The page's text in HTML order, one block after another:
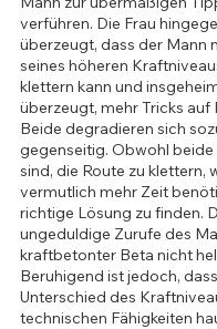
verführen. Die Frau
überzeugt, dass der Mann
seines höheren
klettern kann und
überzeugt, mehr Tricks auf
Beide degradieren sich
gegenseitig. Obwohl beide
sind, die Route zu klettern,
vermutlich mehr Zeit
richtige Lösung zu finden.
ungeduldige Zurufe des
kraftbetonter Beta nicht
Beruhigend ist jedoch,
Unterschied des
technischen Fähigkeiten